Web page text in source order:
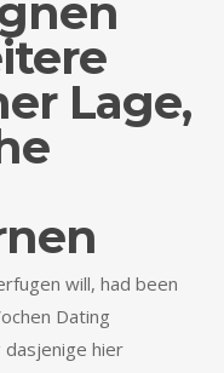
Lage,
will, had been
Dating
hier